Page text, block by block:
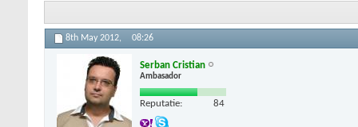
8th May 2012, 08:26
Serban Cristian
Ambasador
Reputatie: 84